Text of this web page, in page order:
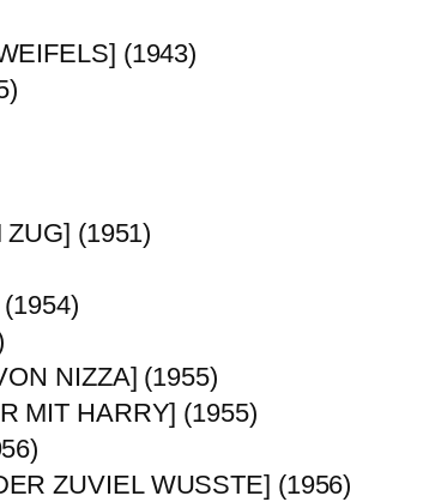
(1943)
(1951)
NIZZA] (1955)
MIT HARRY] (1955)
ZUVIEL WUSSTE] (1956)